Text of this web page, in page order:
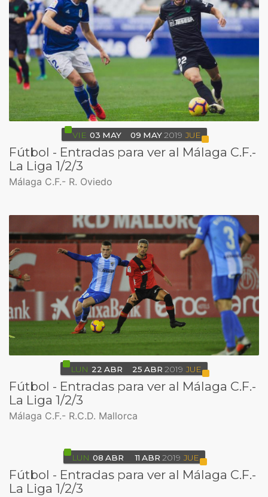
VIE 03 MAY 09 MAY 2019 JUE
Fútbol - Entradas para ver al Málaga C.F.-
La Liga 1/2/3
Málaga C.F.- R. Oviedo
LUN 22 ABR 25 ABR 2019 JUE
Fútbol - Entradas para ver al Málaga C.F.-
La Liga 1/2/3
Málaga C.F.- R.C.D. Mallorca
LUN 08 ABR 11 ABR 2019 JUE
Fútbol - Entradas para ver al Málaga C.F.-
La Liga 1/2/3